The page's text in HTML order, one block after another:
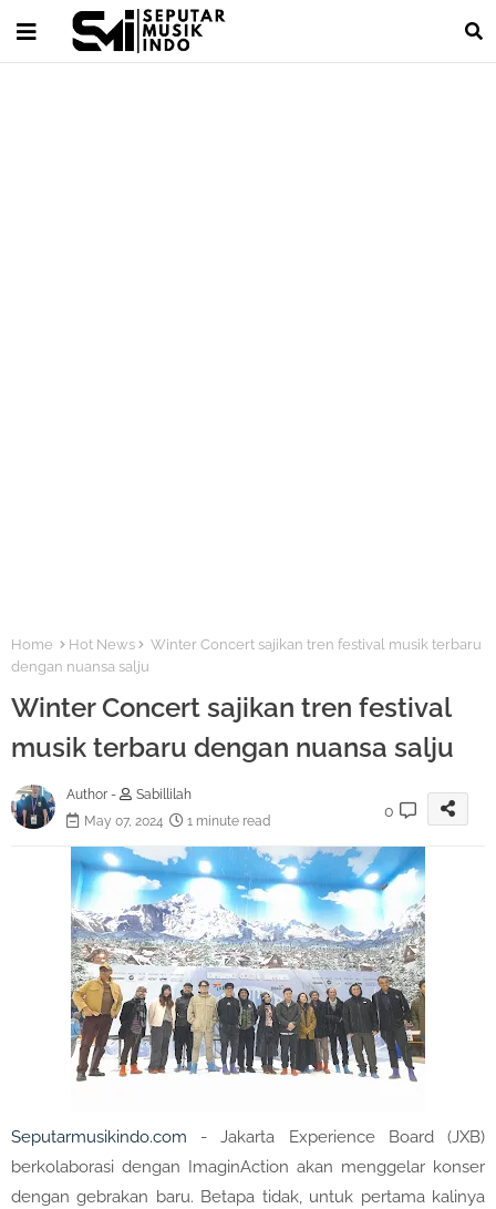
Home Hot News
Winter Concert sajikan tren festival musik terbaru
dengan nuansa salju
Winter Concert sajikan tren festival
musik terbaru dengan nuansa salju
Author -
Sabillilah
May 07, 2024
1 minute read
0
Seputarmusikindo.com - Jakarta Experience Board (JXB)
berkolaborasi dengan ImaginAction akan menggelar konser
dengan gebrakan baru. Betapa tidak, untuk pertama kalinya